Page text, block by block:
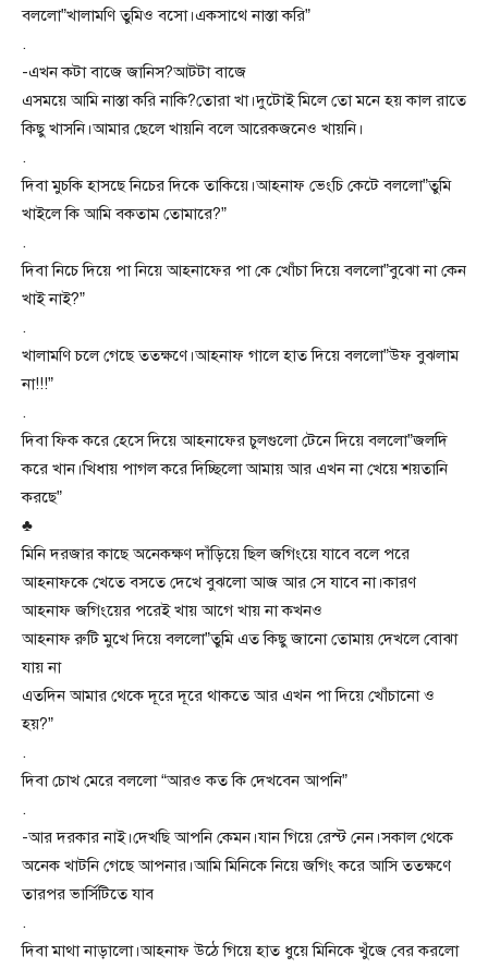
বললো”খালামণি তুমিও বসো।একসাথে নাস্তা করি”
.
-এখন কটা বাজে জানিস?আটটা বাজে
এসময়ে আমি নাস্তা করি নাকি?তোরা খা।দুটোই মিলে তো মনে হয় কাল রাতে
কিছু খাসনি।আমার ছেলে খায়নি বলে আরেকজনেও খায়নি।
.
দিবা মুচকি হাসছে নিচের দিকে তাকিয়ে।আহনাফ ভেংচি কেটে বললো”তুমি
খাইলে কি আমি বকতাম তোমারে?”
.
দিবা নিচে দিয়ে পা নিয়ে আহনাফের পা কে খোঁচা দিয়ে বললো”বুঝো না কেন
খাই নাই?”
.
খালামণি চলে গেছে ততক্ষণে।আহনাফ গালে হাত দিয়ে বললো”উফ বুঝলাম
না!!!”
.
দিবা ফিক করে হেসে দিয়ে আহনাফের চুলগুলো টেনে দিয়ে বললো”জলদি
করে খান।খিধায় পাগল করে দিচ্ছিলো আমায় আর এখন না খেয়ে শয়তানি
করছে”
♣
মিনি দরজার কাছে অনেকক্ষণ দাঁড়িয়ে ছিল জগিংয়ে যাবে বলে পরে
আহনাফকে খেতে বসতে দেখে বুঝলো আজ আর সে যাবে না।কারণ
আহনাফ জগিংয়ের পরেই খায় আগে খায় না কখনও
আহনাফ রুটি মুখে দিয়ে বললো”তুমি এত কিছু জানো তোমায় দেখলে বোঝা
যায় না
এতদিন আমার থেকে দূরে দূরে থাকতে আর এখন পা দিয়ে খোঁচানো ও
হয়?”
.
দিবা চোখ মেরে বললো “আরও কত কি দেখবেন আপনি”
.
-আর দরকার নাই।দেখছি আপনি কেমন।যান গিয়ে রেস্ট নেন।সকাল থেকে
অনেক খাটনি গেছে আপনার।আমি মিনিকে নিয়ে জগিং করে আসি ততক্ষণে
তারপর ভার্সিটিতে যাব
.
দিবা মাথা নাড়ালো।আহনাফ উঠে গিয়ে হাত ধুয়ে মিনিকে খুঁজে বের করলো